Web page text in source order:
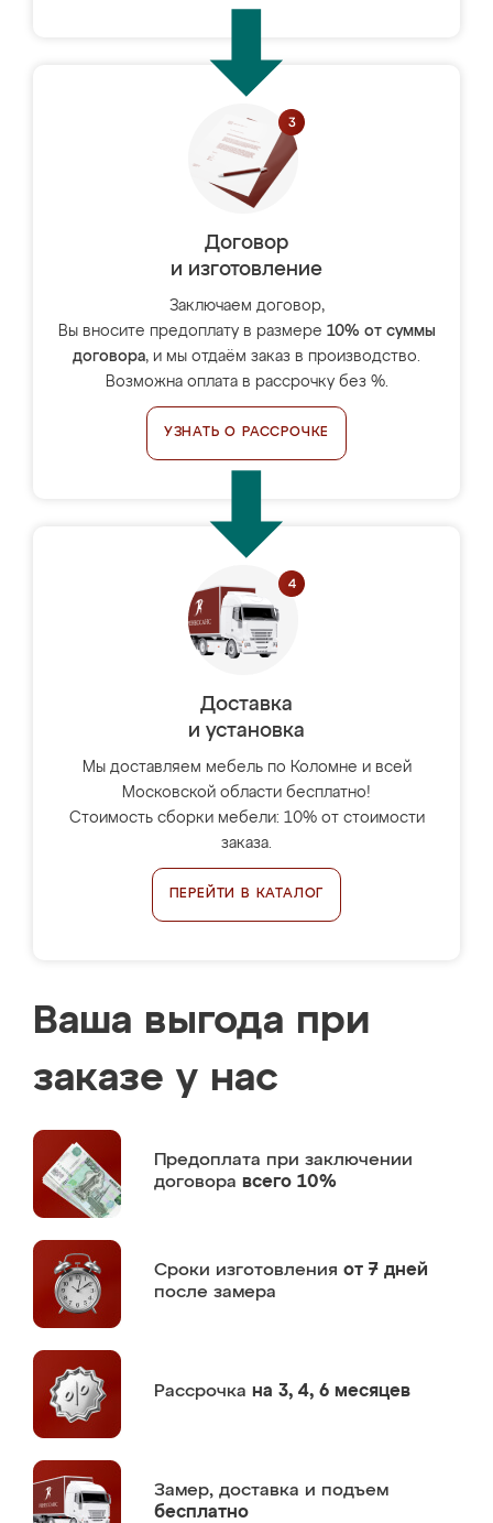
Договор
и изготовление
Заключаем договор,
Вы вносите предоплату в размере 10% от суммы
договора, и мы отдаём заказ в производство.
Возможна оплата в рассрочку без %.
УЗНАТЬ О РАССРОЧКЕ
Доставка
и установка
Мы доставляем мебель по Коломне и всей
Московской области бесплатно!
Стоимость сборки мебели: 10% от стоимости
заказа.
ПЕРЕЙТИ В КАТАЛОГ
Ваша выгода при
заказе у нас
Предоплата при заключении
договора всего 10%
Сроки изготовления от 7 дней
после замера
Рассрочка на 3, 4, 6 месяцев
Замер, доставка и подъем
бесплатно